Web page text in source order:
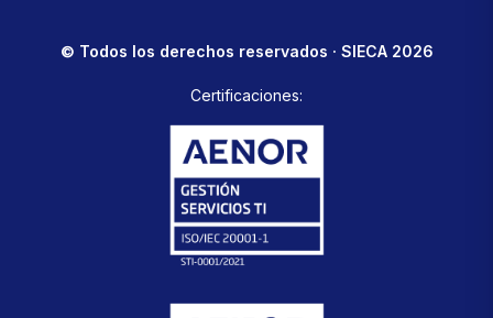
© Todos los derechos reservados · SIECA 2026
Certificaciones: